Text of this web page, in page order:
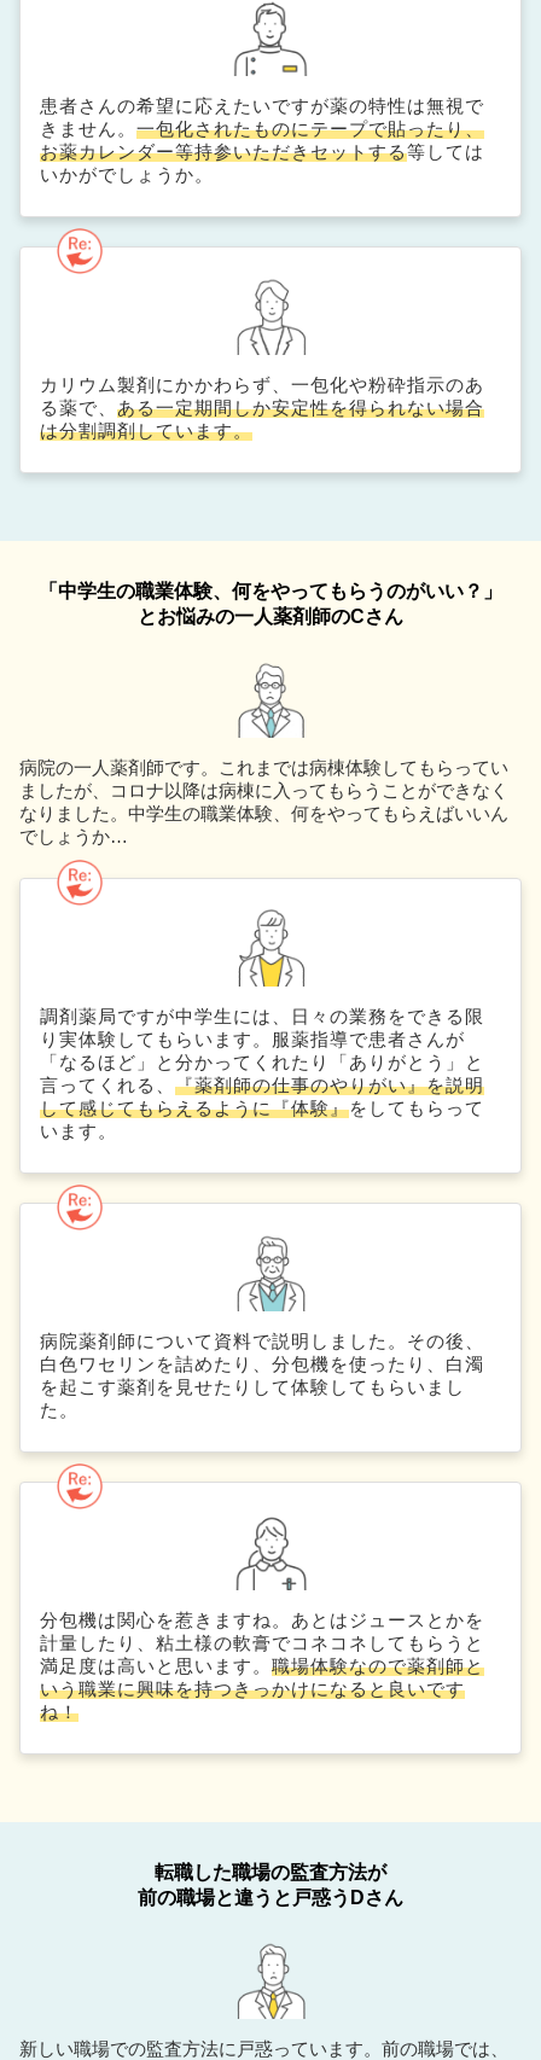
患者さんの希望に応えたいですが薬の特性は無視で
きません。 一包化されたものにテープで貼ったり、
お薬カレンダー等持参いただきセットする等しては
いかがでしょうか。
カリウム製剤にかかわらず、一包化や粉砕指示のあ
る薬で、 ある一定期間しか安定性を得られない場合
は分割調剤しています。
「中学生の職業体験、何をやってもらうのがいい？」
とお悩みの一人薬剤師のCさん
病院の一人薬剤師です。これまでは病棟体験してもらってい
ましたが、コロナ以降は病棟に入ってもらうことができなく
なりました。中学生の職業体験、何をやってもらえばいいん
でしょうか…
調剤薬局ですが中学生には、日々の業務をできる限
り実体験してもらいます。服薬指導で患者さんが
「なるほど」と分かってくれたり「ありがとう」と
言ってくれる、 『薬剤師の仕事のやりがい』を説明
して感じてもらえるように『体験』をしてもらって
います。
病院薬剤師について資料で説明しました。その後、
白色ワセリンを詰めたり、分包機を使ったり、白濁
を起こす薬剤を見せたりして体験してもらいまし
た。
分包機は関心を惹きますね。あとはジュースとかを
計量したり、粘土様の軟膏でコネコネしてもらうと
満足度は高いと思います。 職場体験なので薬剤師と
いう職業に興味を持つきっかけになると良いです
ね！
転職した職場の監査方法が
前の職場と違うと戸惑うDさん
新しい職場での監査方法に戸惑っています。前の職場では、